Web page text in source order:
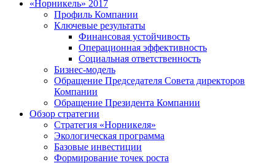
«Норникель» 2017
Профиль Компании
Ключевые результаты
Финансовая устойчивость
Операционная эффективность
Социальная ответственность
Бизнес-модель
Обращение Председателя Совета директоров
Компании
Обращение Президента Компании
Обзор стратегии
Стратегия «Норникеля»
Экологическая программа
Базовые инвестиции
Формирование точек роста